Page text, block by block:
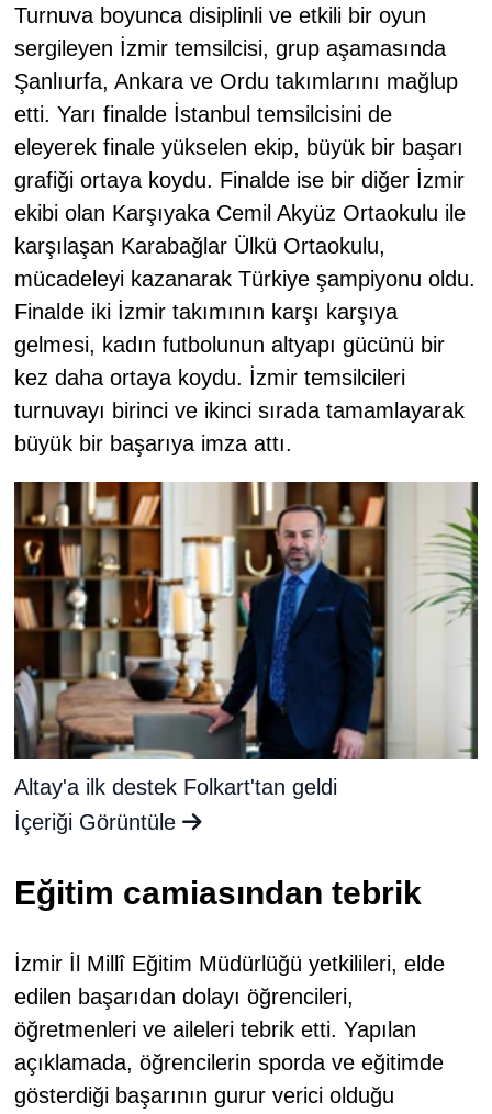
Turnuva boyunca disiplinli ve etkili bir oyun
sergileyen İzmir temsilcisi, grup aşamasında
Şanlıurfa, Ankara ve Ordu takımlarını mağlup
etti. Yarı finalde İstanbul temsilcisini de
eleyerek finale yükselen ekip, büyük bir başarı
grafiği ortaya koydu. Finalde ise bir diğer İzmir
ekibi olan Karşıyaka Cemil Akyüz Ortaokulu ile
karşılaşan Karabağlar Ülkü Ortaokulu,
mücadeleyi kazanarak Türkiye şampiyonu oldu.
Finalde iki İzmir takımının karşı karşıya
gelmesi, kadın futbolunun altyapı gücünü bir
kez daha ortaya koydu. İzmir temsilcileri
turnuvayı birinci ve ikinci sırada tamamlayarak
büyük bir başarıya imza attı.
Altay'a ilk destek Folkart'tan geldi
İçeriği Görüntüle
Eğitim camiasından tebrik
İzmir İl Millî Eğitim Müdürlüğü yetkilileri, elde
edilen başarıdan dolayı öğrencileri,
öğretmenleri ve aileleri tebrik etti. Yapılan
açıklamada, öğrencilerin sporda ve eğitimde
gösterdiği başarının gurur verici olduğu